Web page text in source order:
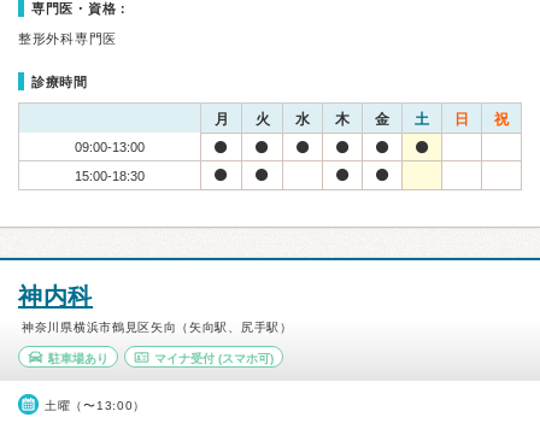
専門医・資格：
整形外科専門医
診療時間
月 火 水 木 金 土 日 祝
09:00-13:00
15:00-18:30
神内科
神奈川県横浜市鶴見区矢向（矢向駅、尻手駅）
駐車場あり マイナ受付(スマホ可)
土曜（〜13:00）